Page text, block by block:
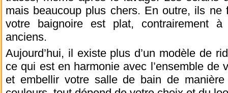
mais beaucoup plus chers. En outre, ils
votre baignoire est plat, contrairement
anciens.
Aujourd’hui, il existe plus d’un modèle de
ce qui est en harmonie avec l’ensemble de
et embellir votre salle de bain de